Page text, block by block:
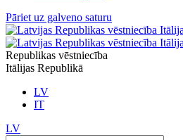
Pāriet uz galveno saturu
Republikas vēstniecība
Itālijas Republikā
LV
IT
LV